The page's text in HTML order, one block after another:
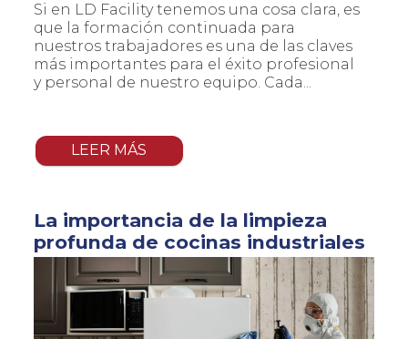
Si en LD Facility tenemos una cosa clara, es
que la formación continuada para
nuestros trabajadores es una de las claves
más importantes para el éxito profesional
y personal de nuestro equipo. Cada...
LEER MÁS
La importancia de la limpieza
profunda de cocinas industriales